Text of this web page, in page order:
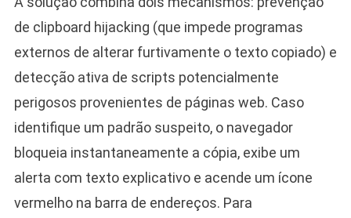
de clipboard hijacking (que impede programas
externos de alterar furtivamente o texto copiado) e
detecção ativa de scripts potencialmente
perigosos provenientes de páginas web. Caso
identifique um padrão suspeito, o navegador
bloqueia instantaneamente a cópia, exibe um
alerta com texto explicativo e acende um ícone
vermelho na barra de endereços. Para